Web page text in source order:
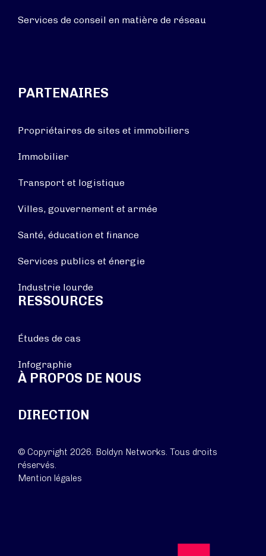
Services de conseil en matière de réseau
PARTENAIRES
Propriétaires de sites et immobiliers
Immobilier
Transport et logistique
Villes, gouvernement et armée
Santé, éducation et finance
Services publics et énergie
Industrie lourde
RESSOURCES
Études de cas
Infographie
À PROPOS DE NOUS
DIRECTION
© Copyright 2026. Boldyn Networks. Tous droits
réservés.
Mention légales